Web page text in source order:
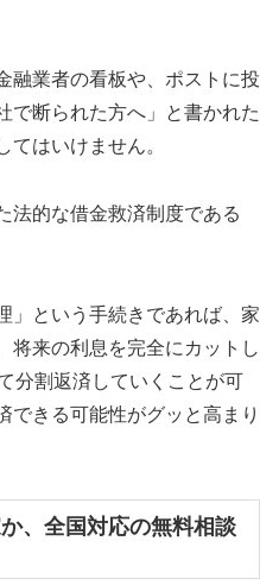
融業者の看板や、ポストに投
で断られた方へ」と書かれた
てはいけません。
法的な借金救済制度である
」という手続きであれば、家
将来の利息を完全にカットし
分割返済していくことが可
できる可能性がグッと高まり
、全国対応の無料相談